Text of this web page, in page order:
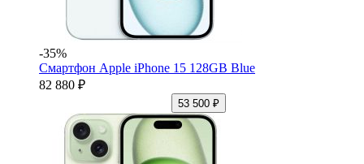
-35%
Смартфон Apple iPhone 15 128GB Blue
82 880 ₽
53 500 ₽